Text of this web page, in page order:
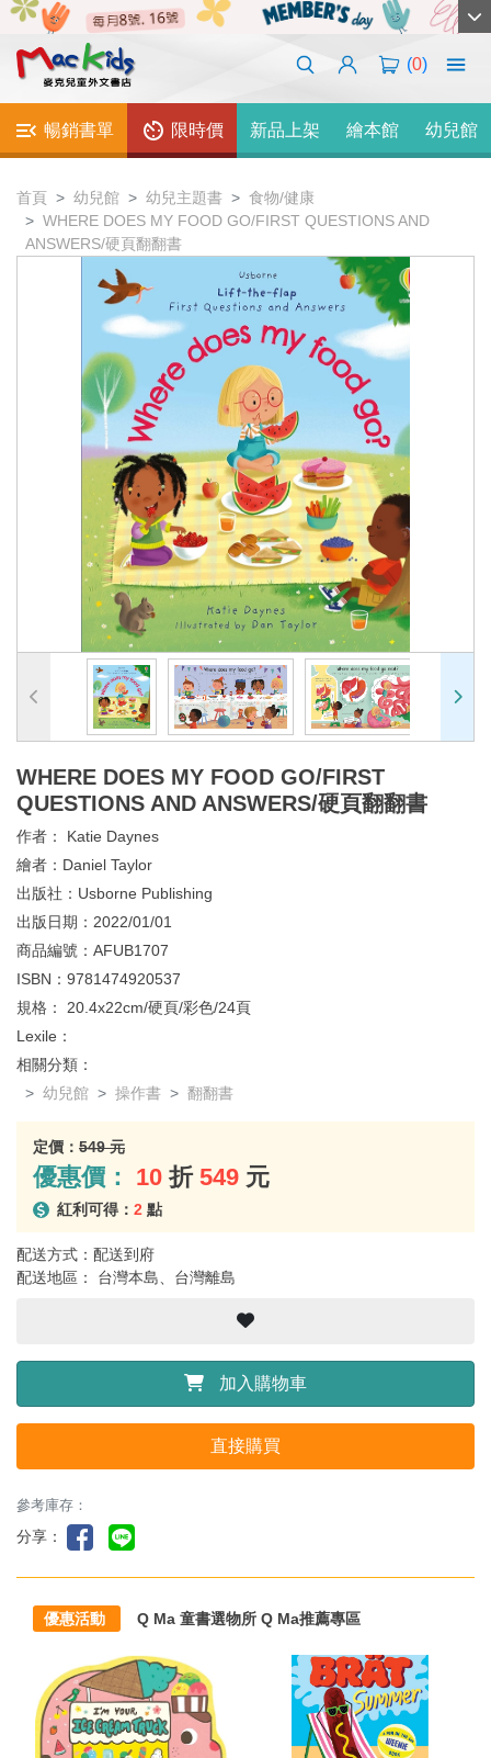
(0)
暢銷書單 限時價 新品上架 繪本館 幼兒館
首頁 幼兒館 幼兒主題書
食物/健康
WHERE DOES MY FOOD GO/FIRST QUESTIONS AND
ANSWERS/硬頁翻翻書
WHERE DOES MY FOOD GO/FIRST
QUESTIONS AND ANSWERS/硬頁翻翻書
作者： Katie Daynes
繪者： Daniel Taylor
出版社： Usborne Publishing
出版日期： 2022/01/01
商品編號： AFUB1707
ISBN： 9781474920537
規格： 20.4x22cm/硬頁/彩色/24頁
Lexile：
相關分類：
幼兒館
操作書 翻翻書
定價： 549 元
優惠價： 10 折 549 元
紅利可得： 2 點
配送方式：配送到府
配送地區： 台灣本島、台灣離島
加入購物車
直接購買
參考庫存：
分享：
優惠活動 Q Ma 童書選物所 Q Ma推薦專區